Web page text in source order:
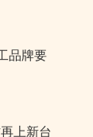
品牌要
上新台